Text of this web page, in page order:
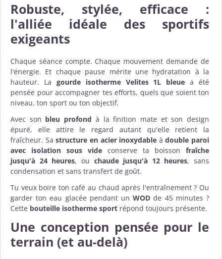
Robuste, stylée, efficace :
l'alliée idéale des sportifs
exigeants
Chaque séance compte. Chaque mouvement demande de
l'énergie. Et chaque pause mérite une hydratation à la
hauteur. La gourde isotherme Velites 1L bleue a été
pensée pour accompagner tes efforts, quels que soient ton
niveau, ton sport ou ton objectif.
Avec son bleu profond à la finition mate et son design
épuré, elle attire le regard autant qu'elle retient la
fraîcheur. Sastructure en acier inoxydable àdouble paroi
avec isolation sous vide conserve ta boisson fraîche
jusqu'à 24 heures, ou chaude jusqu'à 12 heures, sans
condensation et sans transfert de goût.
Tu veux boire ton café au chaud après l'entraînement ? Ou
garder ton eau glacée pendant unWOD de 45 minutes ?
Cette bouteille isotherme sport répond toujours présente.
Une conception pensée pour le
terrain (et au-delà)